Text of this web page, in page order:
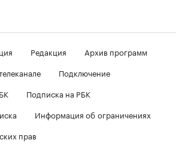
Редакция
Архив программ
Подключение
Подписка на РБК
Информация об ограничениях
прав